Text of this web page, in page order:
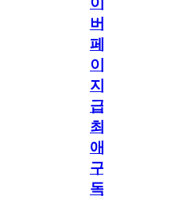
버
페
이
지
급!
최
애
구
독